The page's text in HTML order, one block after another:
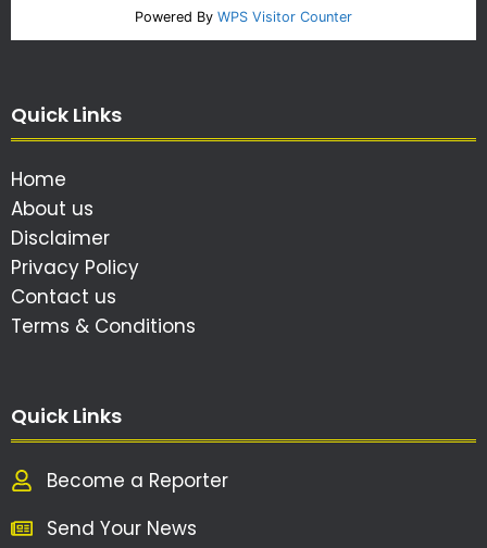
Powered By WPS Visitor Counter
Quick Links
Home
About us
Disclaimer
Privacy Policy
Contact us
Terms & Conditions
Quick Links
Become a Reporter
Send Your News